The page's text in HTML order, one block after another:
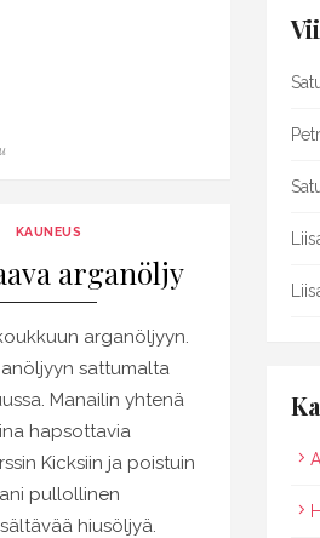
KAUNEUS
arganöljy
arganöljyyn.
sattumalta
Manailin yhtenä
hapsottavia
Kicksiin ja poistuin
pullollinen
hiusöljyä.